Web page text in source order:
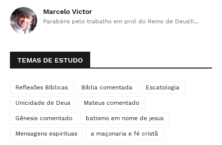
Marcelo Victor
Parabéns pelo trabalho em prol do Reino de Deus!!!...
TEMAS DE ESTUDO
Reflexões Bíblicas Bíblia comentada Escatologia
Unicidade de Deus Mateus comentado
Gênesis comentado batismo em nome de jesus
Mensagens espirituas a maçonaria e fé cristã